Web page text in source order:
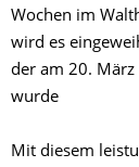
Wochen im
wird es
der am 20. März
wurde
Mit diesem